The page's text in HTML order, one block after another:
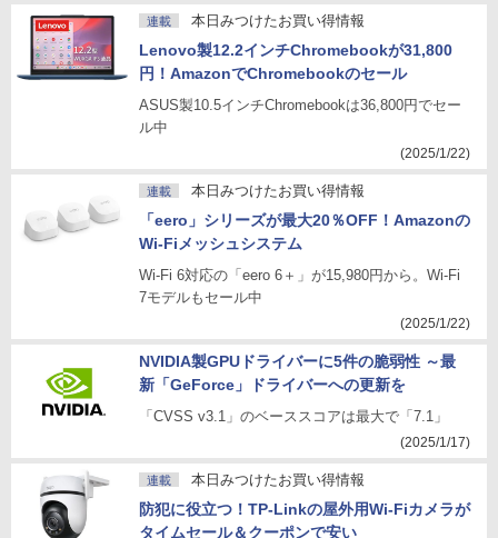
連載 本日みつけたお買い得情報
Lenovo製12.2インチChromebookが31,800
円！AmazonでChromebookのセール
ASUS製10.5インチChromebookは36,800円でセー
ル中
(2025/1/22)
連載 本日みつけたお買い得情報
「eero」シリーズが最大20％OFF！Amazonの
Wi-Fiメッシュシステム
Wi-Fi 6対応の「eero 6＋」が15,980円から。Wi-Fi
7モデルもセール中
(2025/1/22)
NVIDIA製GPUドライバーに5件の脆弱性 ～最
新「GeForce」ドライバーへの更新を
「CVSS v3.1」のベーススコアは最大で「7.1」
(2025/1/17)
連載 本日みつけたお買い得情報
防犯に役立つ！TP-Linkの屋外用Wi-Fiカメラが
タイムセール＆クーポンで安い